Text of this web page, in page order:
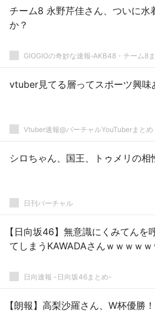
チーム8 永野芹佳さん、ついに水
か？
GIOGIOの奇妙な速報‐AKB48・チーム8
vtuber見てる層ってスポーツ興味
Vtuber速報@バーチャルYouTuberまとめ
シロちゃん、国王、トゥメリの相
日刊バーチャル
【日向坂46】無意識にくみてんを
てしまうKAWADAさんｗｗｗｗｗ
日向速報 -日向坂46まとめ-
【朗報】高梨沙羅さん、W杯優勝